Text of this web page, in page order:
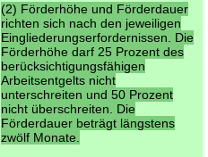
(2) Förderhöhe und Förderdauer
richten sich nach den jeweiligen
Eingliederungserfordernissen. Die
Förderhöhe darf 25 Prozent des
berücksichtigungsfähigen
Arbeitsentgelts nicht
unterschreiten und 50 Prozent
nicht überschreiten. Die
Förderdauer beträgt längstens
zwölf Monate.